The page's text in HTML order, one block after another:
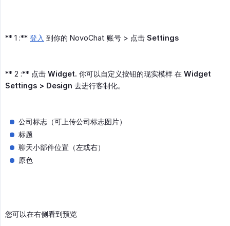
** 1 :** 登入 到你的 NovoChat 账号 > 点击 Settings
** 2 :** 点击 Widget. 你可以自定义按钮的现实模样 在 Widget
Settings > Design 去进行客制化。
公司标志（可上传公司标志图片）
标题
聊天小部件位置（左或右）
原色
您可以在右侧看到预览